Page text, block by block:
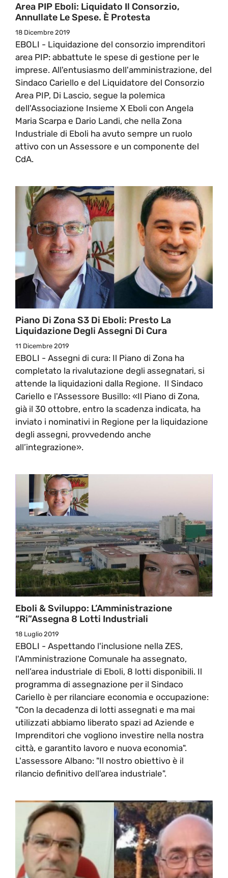
Area PIP Eboli: Liquidato Il Consorzio,
Annullate Le Spese. È Protesta
18 Dicembre 2019
EBOLI - Liquidazione del consorzio imprenditori
area PIP: abbattute le spese di gestione per le
imprese. All'entusiasmo dell'amministrazione, del
Sindaco Cariello e del Liquidatore del Consorzio
Area PIP, Di Lascio, segue la polemica
dell'Associazione Insieme X Eboli con Angela
Maria Scarpa e Dario Landi, che nella Zona
Industriale di Eboli ha avuto sempre un ruolo
attivo con un Assessore e un componente del
CdA.
Piano Di Zona S3 Di Eboli: Presto La
Liquidazione Degli Assegni Di Cura
11 Dicembre 2019
EBOLI - Assegni di cura: Il Piano di Zona ha
completato la rivalutazione degli assegnatari, si
attende la liquidazioni dalla Regione. Il Sindaco
Cariello e l'Assessore Busillo: «Il Piano di Zona,
già il 30 ottobre, entro la scadenza indicata, ha
inviato i nominativi in Regione per la liquidazione
degli assegni, provvedendo anche
all’integrazione».
Eboli & Sviluppo: L’Amministrazione
“ri”assegna 8 Lotti Industriali
18 Luglio 2019
EBOLI - Aspettando l'inclusione nella ZES,
l'Amministrazione Comunale ha assegnato,
nell’area industriale di Eboli, 8 lotti disponibili. Il
programma di assegnazione per il Sindaco
Cariello è per rilanciare economia e occupazione:
"Con la decadenza di lotti assegnati e ma mai
utilizzati abbiamo liberato spazi ad Aziende e
Imprenditori che vogliono investire nella nostra
città, e garantito lavoro e nuova economia".
L'assessore Albano: "Il nostro obiettivo è il
rilancio definitivo dell’area industriale".